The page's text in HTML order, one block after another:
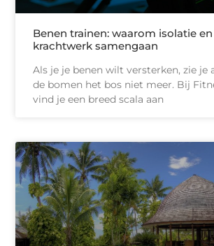
Benen trainen: waarom isolatie
krachtwerk samengaan
Als je je benen wilt versterken, zie je
de bomen het bos niet meer. Bij
vind je een breed scala aan